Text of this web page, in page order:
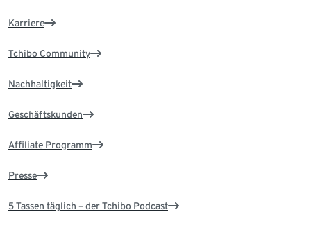
Karriere
Tchibo Community
Nachhaltigkeit
Geschäftskunden
Affiliate Programm
Presse
5 Tassen täglich – der Tchibo Podcast